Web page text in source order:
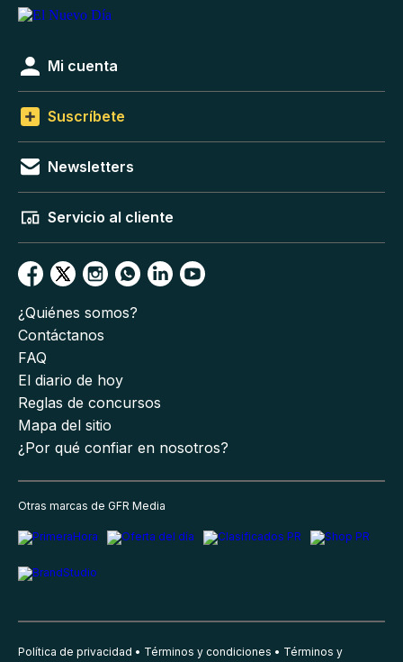
Mi cuenta
Suscríbete
Newsletters
Servicio al cliente
¿Quiénes somos?
Contáctanos
FAQ
El diario de hoy
Reglas de concursos
Mapa del sitio
¿Por qué confiar en nosotros?
Otras marcas de GFR Media
Política de privacidad Términos y condiciones Términos y